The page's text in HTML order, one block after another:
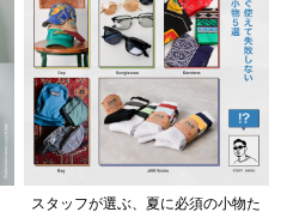
スタッフが選ぶ、夏に必須の小物た